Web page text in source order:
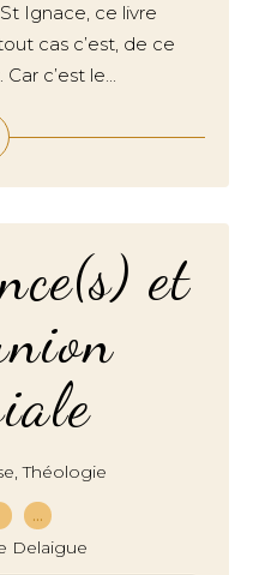
Ignace, ce livre
cas c’est, de ce
c’est le...
et
,Théologie
…
Delaigue